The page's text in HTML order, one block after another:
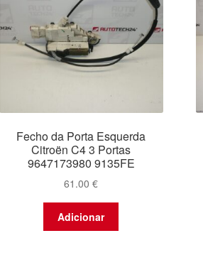
Fecho da Porta Esquerda
Citroën C4 3 Portas
9647173980 9135FE
61.00€
Adicionar